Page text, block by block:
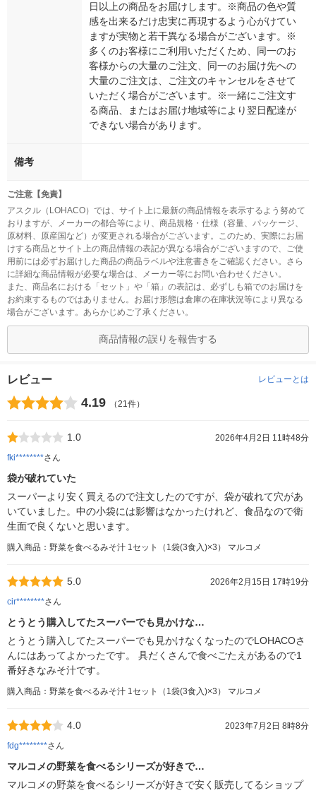
日以上の商品をお届けします。※商品の色や質
感を出来るだけ忠実に再現するよう心がけてい
ますが実物と若干異なる場合がございます。※
多くのお客様にご利用いただくため、同一のお
客様からの大量のご注文、同一のお届け先への
大量のご注文は、ご注文のキャンセルをさせて
いただく場合がございます。※一緒にご注文す
る商品、またはお届け地域等により翌日配達が
できない場合があります。
備考
ご注意【免責】
アスクル（LOHACO）では、サイト上に最新の商品情報を表示するよう努めて
おりますが、メーカーの都合等により、商品規格・仕様（容量、パッケージ、
原材料、原産国など）が変更される場合がございます。このため、実際にお届
けする商品とサイト上の商品情報の表記が異なる場合がございますので、ご使
用前には必ずお届けした商品の商品ラベルや注意書きをご確認ください。さら
に詳細な商品情報が必要な場合は、メーカー等にお問い合わせください。
また、商品名における「セット」や「箱」の表記は、必ずしも箱でのお届けを
お約束するものではありません。お届け形態は倉庫の在庫状況等により異なる
場合がございます。あらかじめご了承ください。
商品情報の誤りを報告する
レビュー レビューとは
4.19 （21件）
1.0
2026年4月2日 11時48分
fki********さん
袋が破れていた
スーパーより安く買えるので注文したのですが、袋が破れて穴があ
いていました。中の小袋には影響はなかったけれど、食品なので衛
生面で良くないと思います。
購入商品：野菜を食べるみそ汁 1セット（1袋(3食入)×3） マルコメ
5.0
2026年2月15日 17時19分
cir********さん
とうとう購入してたスーパーでも見かけな…
とうとう購入してたスーパーでも見かけなくなったのでLOHACOさ
んにはあってよかったです。 具だくさんで食べごたえがあるので1
番好きなみそ汁です。
購入商品：野菜を食べるみそ汁 1セット（1袋(3食入)×3） マルコメ
4.0
2023年7月2日 8時8分
fdg********さん
マルコメの野菜を食べるシリーズが好きで…
マルコメの野菜を食べるシリーズが好きで安く販売してるショップ